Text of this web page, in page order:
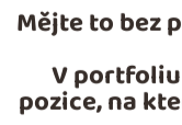
Mějte to bez
V
pozice, na